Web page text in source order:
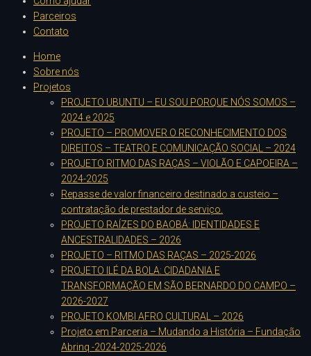
Parceiros
Contato
Home
Sobre nós
Projetos
PROJETO UBUNTU – EU SOU PORQUE NÓS SOMOS –
2024 e 2025
PROJETO – PROMOVER O RECONHECIMENTO DOS
DIREITOS – TEATRO E COMUNICAÇÃO SOCIAL – 2024
PROJETO RITMO DAS RAÇAS – VIOLÃO E CAPOEIRA –
2024-2025
Repasse de valor financeiro destinado a custeio –
contratação de prestador de serviço.
PROJETO RAÍZES DO BAOBÁ: IDENTIDADES E
ANCESTRALIDADES – 2026
PROJETO – RITMO DAS RAÇAS – 2025-2026
PROJETO ILÉ DA BOLA: CIDADANIA E
TRANSFORMAÇÃO EM SÃO BERNARDO DO CAMPO –
2026-2027
PROJETO KOMBI AFRO CULTURAL – 2026
Projeto em Parceria – Mudando a História – Fundação
Abrinq -2024-2025-2026